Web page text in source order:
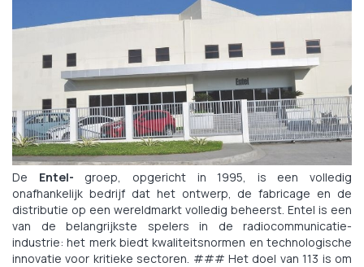
De Entel- groep, opgericht in 1995, is een volledig
onafhankelijk bedrijf dat het ontwerp, de fabricage en de
distributie op een wereldmarkt volledig beheerst. Entel is een
van de belangrijkste spelers in de radiocommunicatie-
industrie: het merk biedt kwaliteitsnormen en technologische
innovatie voor kritieke sectoren. ### Het doel van 113 is om